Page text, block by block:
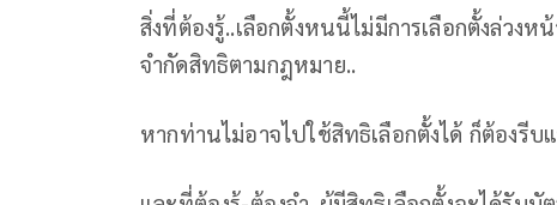
สิ่งที่ต้องรู้..เลือกตั้งหนนี้ไม่มีการเลือกตั้งล่วง
จำกัดสิทธิตามกฎหมาย..
หากท่านไม่อาจไปใช้สิทธิเลือกตั้งได้ ก็ต้องรี